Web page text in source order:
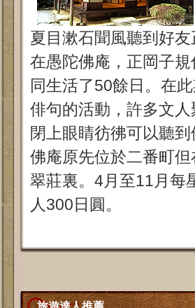
夏目漱石聞風聽到好
在愚陀佛庵，正岡子
同生活了50餘日。在
俳句的活動，許多文
閉上眼睛彷彿可以聽
佛庵原先位於二番町
翠莊裏。4月至11月每
人300日圓。